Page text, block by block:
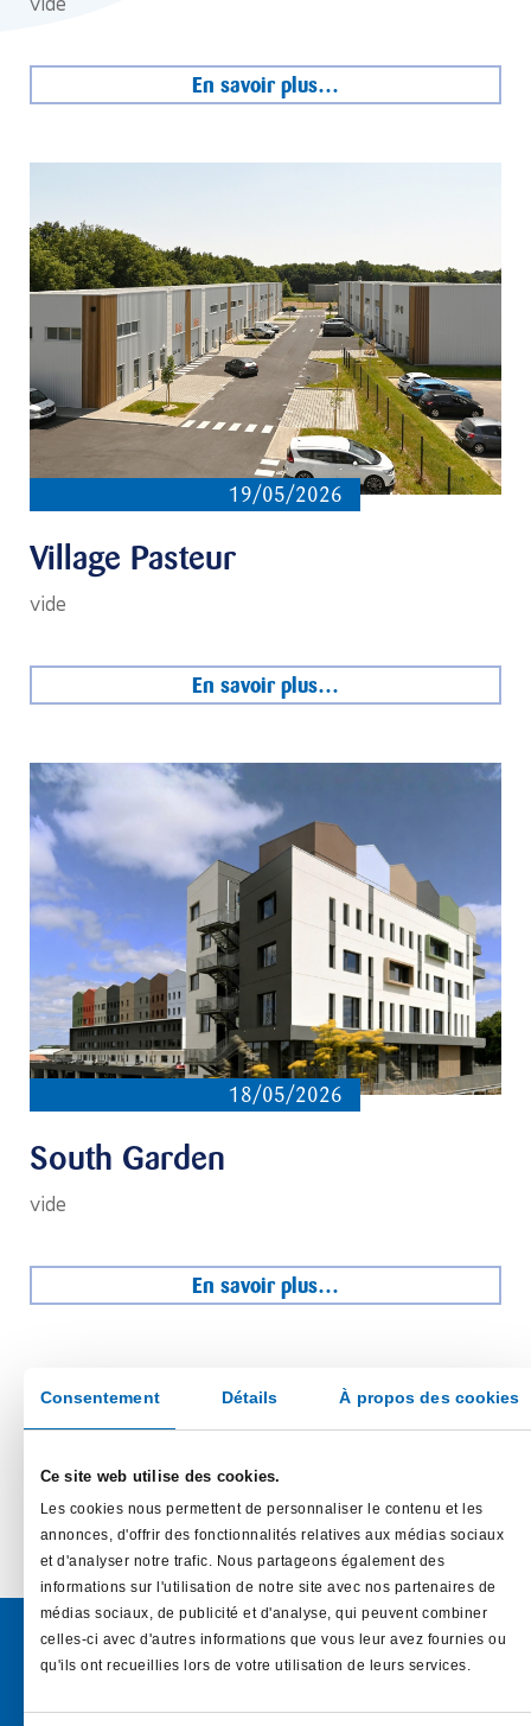
Consentement Détails À propos des cookies
Ce site web utilise des cookies.
Les cookies nous permettent de personnaliser le contenu et les
annonces, d'offrir des fonctionnalités relatives aux médias sociaux
et d'analyser notre trafic. Nous partageons également des
informations sur l'utilisation de notre site avec nos partenaires de
médias sociaux, de publicité et d'analyse, qui peuvent combiner
celles-ci avec d'autres informations que vous leur avez fournies ou
qu'ils ont recueillies lors de votre utilisation de leurs services.
En savoir plus…
19/05/2026
Village Pasteur
vide
En savoir plus…
18/05/2026
South Garden
vide
En savoir plus…